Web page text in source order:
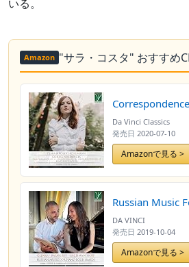
いる。
Amazon "サラ・コスタ" おすすめ
Da Vinci Classics
発売日 2020-07-10
Amazonで見る >
Russian Music
DA VINCI
発売日 2019-10-04
Amazonで見る >